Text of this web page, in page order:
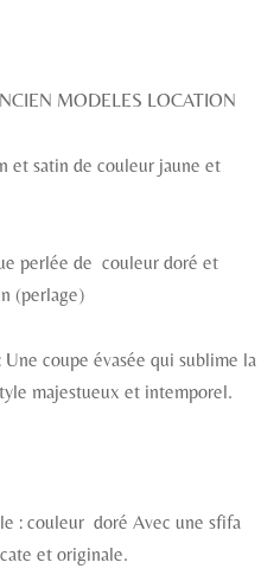
MODELES LOCATION
et satin de couleur jaune et
perlée de couleur doré et
(perlage)
coupe évasée qui sublime la
majestueux et intemporel.
: couleur doré Avec une sfifa
et originale.